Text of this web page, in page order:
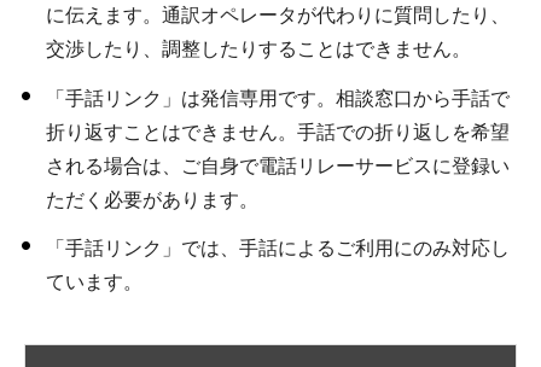
に伝えます。通訳オペレータが代わりに質問したり、
交渉したり、調整したりすることはできません。
「手話リンク」は発信専用です。相談窓口から手話で
折り返すことはできません。手話での折り返しを希望
される場合は、ご自身で電話リレーサービスに登録い
ただく必要があります。
「手話リンク」では、手話によるご利用にのみ対応し
ています。